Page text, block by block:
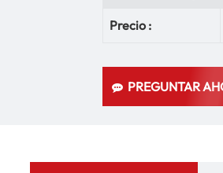
Precio :
PREGUNTAR